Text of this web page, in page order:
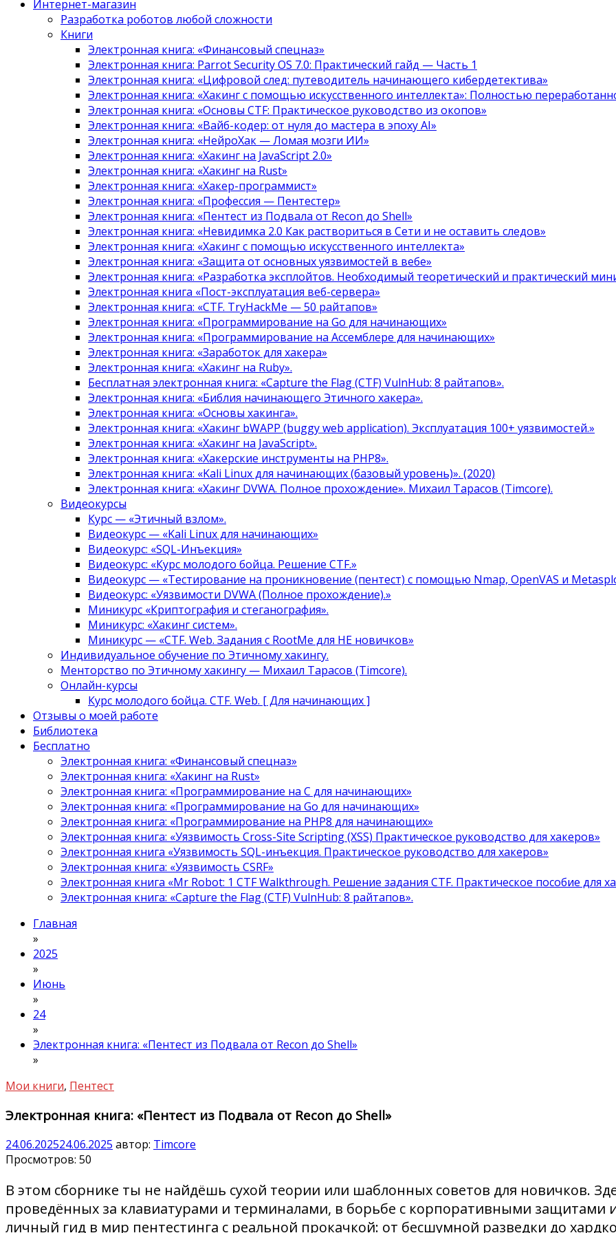
Интернет-магазин
Разработка роботов любой сложности
Книги
Электронная книга: «Финансовый спецназ»
Электронная книга: Parrot Security OS 7.0: Практический гайд — Часть 1
Электронная книга: «Цифровой след: путеводитель начинающего кибердетектива»
Электронная книга: «Хакинг с помощью искусственного интеллекта»: Полностью
Электронная книга: «Основы CTF: Практическое руководство из окопов»
Электронная книга: «Вайб-кодер: от нуля до мастера в эпоху AI»
Электронная книга: «НейроХак — Ломая мозги ИИ»
Электронная книга: «Хакинг на JavaScript 2.0»
Электронная книга: «Хакинг на Rust»
Электронная книга: «Хакер-программист»
Электронная книга: «Профессия — Пентестер»
Электронная книга: «Пентест из Подвала от Recon до Shell»
Электронная книга: «Невидимка 2.0 Как раствориться в Сети и не оставить следов»
Электронная книга: «Хакинг с помощью искусственного интеллекта»
Электронная книга: «Защита от основных уязвимостей в вебе»
Электронная книга: «Разработка эксплойтов. Необходимый теоретический и практический
Электронная книга «Пост-эксплуатация веб-сервера»
Электронная книга: «CTF. TryHackMe — 50 райтапов»
Электронная книга: «Программирование на Go для начинающих»
Электронная книга: «Программирование на Ассемблере для начинающих»
Электронная книга: «Заработок для хакера»
Электронная книга: «Хакинг на Ruby».
Бесплатная электронная книга: «Capture the Flag (CTF) VulnHub: 8 райтапов».
Электронная книга: «Библия начинающего Этичного хакера».
Электронная книга: «Основы хакинга».
Электронная книга: «Хакинг bWAPP (buggy web application). Эксплуатация 100+ уязвимостей.»
Электронная книга: «Хакинг на JavaScript».
Электронная книга: «Хакерские инструменты на PHP8».
Электронная книга: «Kali Linux для начинающих (базовый уровень)». (2020)
Электронная книга: «Хакинг DVWA. Полное прохождение». Михаил Тарасов (Timcore).
Видеокурсы
Курс — «Этичный взлом».
Видеокурс — «Kali Linux для начинающих»
Видеокурс: «SQL-Инъекция»
Видеокурс: «Курс молодого бойца. Решение CTF.»
Видеокурс — «Тестирование на проникновение (пентест) с помощью Nmap, OpenVAS и
Видеокурс: «Уязвимости DVWA (Полное прохождение).»
Миникурс «Криптография и стеганография».
Миникурс: «Хакинг систем».
Миникурс — «CTF. Web. Задания с RootMe для НЕ новичков»
Индивидуальное обучение по Этичному хакингу.
Менторство по Этичному хакингу — Михаил Тарасов (Timcore).
Онлайн-курсы
Курс молодого бойца. CTF. Web. [ Для начинающих ]
Отзывы о моей работе
Библиотека
Бесплатно
Электронная книга: «Финансовый спецназ»
Электронная книга: «Хакинг на Rust»
Электронная книга: «Программирование на C для начинающих»
Электронная книга: «Программирование на Go для начинающих»
Электронная книга: «Программирование на PHP8 для начинающих»
Электронная книга: «Уязвимость Cross-Site Scripting (XSS) Практическое руководство для хакеров»
Электронная книга «Уязвимость SQL-инъекция. Практическое руководство для хакеров»
Электронная книга: «Уязвимость CSRF»
Электронная книга «Mr Robot: 1 CTF Walkthrough. Решение задания CTF. Практическое пособие для
Электронная книга: «Capture the Flag (CTF) VulnHub: 8 райтапов».
Главная
»
2025
»
Июнь
»
24
»
Электронная книга: «Пентест из Подвала от Recon до Shell»
»
Мои книги, Пентест
Электронная книга: «Пентест из Подвала от Recon до Shell»
24.06.202524.06.2025 автор: Timcore
Просмотров: 50
В этом сборнике ты не найдёшь сухой теории или шаблонных советов для новичков.
проведённых за клавиатурами и терминалами, в борьбе с корпоративными защитами
личный гид в мир пентестинга с реальной прокачкой: от бесшумной разведки до